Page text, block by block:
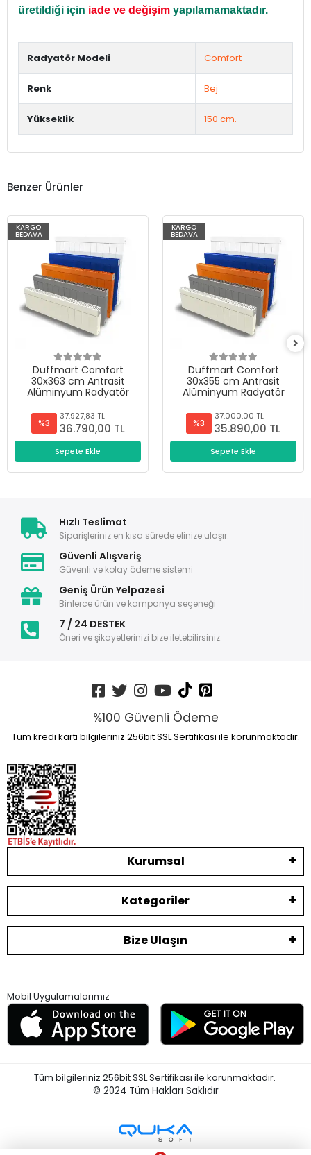
üretildiği için iade ve değişim yapılamamaktadır.
Radyatör Modeli Comfort
Renk Bej
Yükseklik 150 cm.
Benzer Ürünler
KARGO
BEDAVA
Duffmart Comfort
30x363 cm Antrasit
Alüminyum Radyatör
%3
37.927,83 TL
36.790,00 TL
Sepete Ekle
KARGO
BEDAVA
Duffmart Comfort
30x355 cm Antrasit
Alüminyum Radyatör
%3
37.000,00 TL
35.890,00 TL
Sepete Ekle
Hızlı Teslimat
Siparişleriniz en kısa sürede elinize ulaşır.
Güvenli Alışveriş
Güvenli ve kolay ödeme sistemi
Geniş Ürün Yelpazesi
Binlerce ürün ve kampanya seçeneği
7 / 24 DESTEK
Öneri ve şikayetlerinizi bize iletebilirsiniz.
%100 Güvenli Ödeme
Tüm kredi kartı bilgileriniz 256bit SSL Sertifikası ile korunmaktadır.
Kurumsal
Kategoriler
Bize Ulaşın
Mobil Uygulamalarımız
Tüm bilgileriniz 256bit SSL Sertifikası ile korunmaktadır.
© 2024 Tüm Hakları Saklıdır